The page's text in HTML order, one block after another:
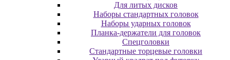
Для литых дисков
Наборы стандартных головок
Наборы ударных головок
Планка-держатели для головок
Спецголовки
Стандартные торцевые головки